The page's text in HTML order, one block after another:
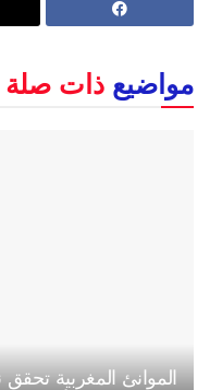
مواضيع ذات صلة